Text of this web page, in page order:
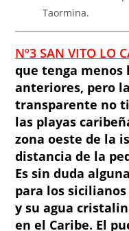
Taormina.
Nº3 SAN VITO LO
que tenga menos
anteriores, pero
transparente no
las playas
zona oeste de la
distancia de la
Es sin duda
para los
y su agua
en el Caribe. El